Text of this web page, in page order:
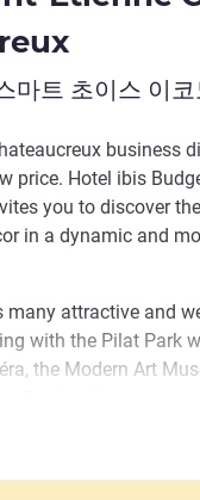
마트 초이스 이코
business
price. Hotel ibis
you to discover
in a dynamic and
many attractive and
with the Pilat Park
the Modern Art
at our newest